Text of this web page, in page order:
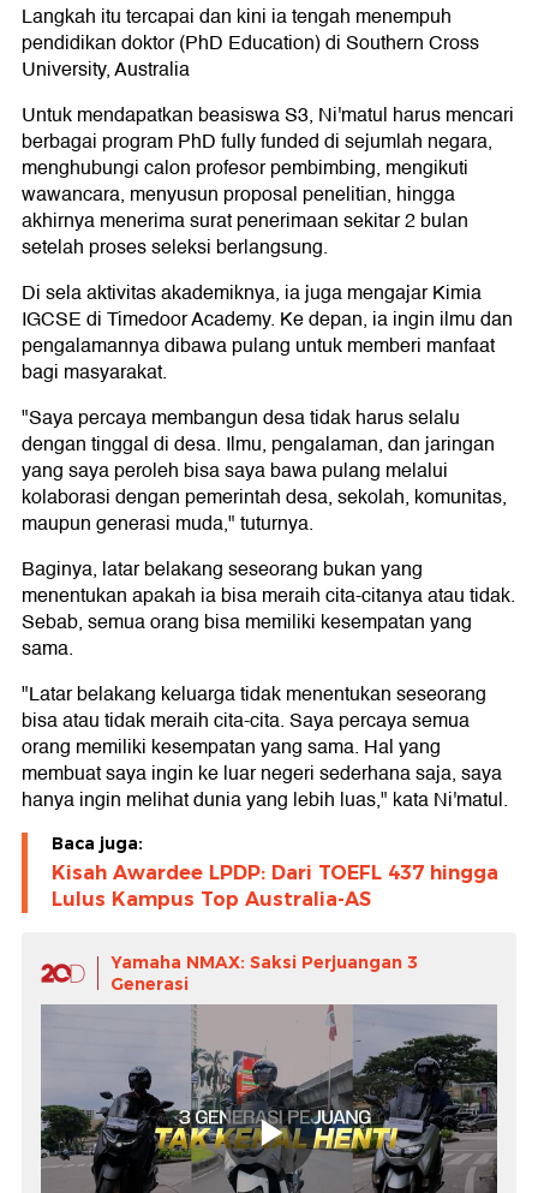
Langkah itu tercapai dan kini ia tengah menempuh
pendidikan doktor (PhD Education) di Southern Cross
University, Australia
Untuk mendapatkan beasiswa S3, Ni'matul harus mencari
berbagai program PhD fully funded di sejumlah negara,
menghubungi calon profesor pembimbing, mengikuti
wawancara, menyusun proposal penelitian, hingga
akhirnya menerima surat penerimaan sekitar 2 bulan
setelah proses seleksi berlangsung.
Di sela aktivitas akademiknya, ia juga mengajar Kimia
IGCSE di Timedoor Academy. Ke depan, ia ingin ilmu dan
pengalamannya dibawa pulang untuk memberi manfaat
bagi masyarakat.
"Saya percaya membangun desa tidak harus selalu
dengan tinggal di desa. Ilmu, pengalaman, dan jaringan
yang saya peroleh bisa saya bawa pulang melalui
kolaborasi dengan pemerintah desa, sekolah, komunitas,
maupun generasi muda," tuturnya.
Baginya, latar belakang seseorang bukan yang
menentukan apakah ia bisa meraih cita-citanya atau tidak.
Sebab, semua orang bisa memiliki kesempatan yang
sama.
"Latar belakang keluarga tidak menentukan seseorang
bisa atau tidak meraih cita-cita. Saya percaya semua
orang memiliki kesempatan yang sama. Hal yang
membuat saya ingin ke luar negeri sederhana saja, saya
hanya ingin melihat dunia yang lebih luas," kata Ni'matul.
Baca juga:
Kisah Awardee LPDP: Dari TOEFL 437 hingga
Lulus Kampus Top Australia-AS
Yamaha NMAX: Saksi Perjuangan 3
Generasi